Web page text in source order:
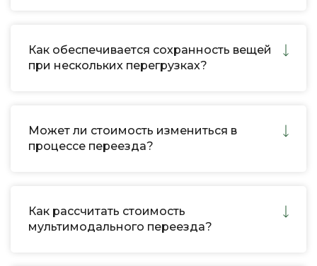
Как обеспечивается сохранность вещей
при нескольких перегрузках?
Может ли стоимость измениться в
процессе переезда?
Как рассчитать стоимость
мультимодального переезда?